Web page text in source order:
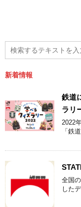
新着情報
鉄道
ラリ
2022
「鉄
全国
した